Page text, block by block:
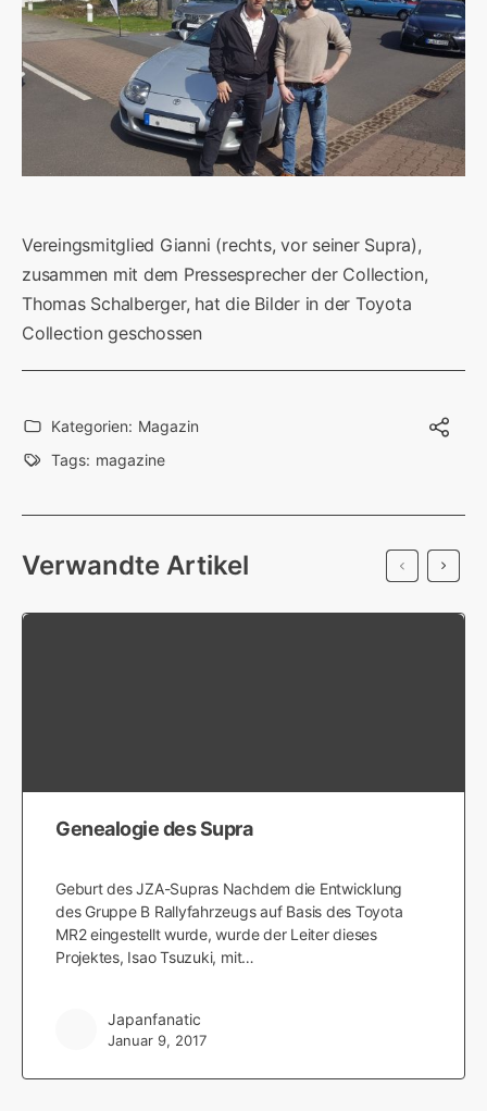
Vereingsmitglied Gianni (rechts, vor seiner Supra),
zusammen mit dem Pressesprecher der Collection,
Thomas Schalberger, hat die Bilder in der Toyota
Collection geschossen
Kategorien: Magazin
Tags: magazine
Verwandte Artikel
Genealogie des Supra
Geburt des JZA-Supras Nachdem die Entwicklung
des Gruppe B Rallyfahrzeugs auf Basis des Toyota
MR2 eingestellt wurde, wurde der Leiter dieses
Projektes, Isao Tsuzuki, mit…
Japanfanatic
Januar 9, 2017